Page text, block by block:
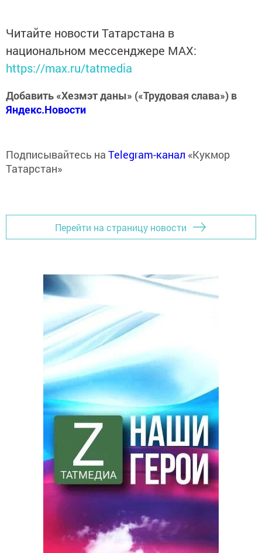
Читайте новости Татарстана в
национальном мессенджере MАХ:
https://max.ru/tatmedia
Добавить «Хезмэт даны» («Трудовая слава») в
Яндекс.Новости
Подписывайтесь на Telegram-канал «Кукмор
Татарстан»
Перейти на страницу новости